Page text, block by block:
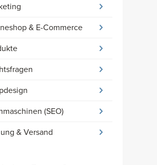
& E-Commerce
(SEO)
& Versand